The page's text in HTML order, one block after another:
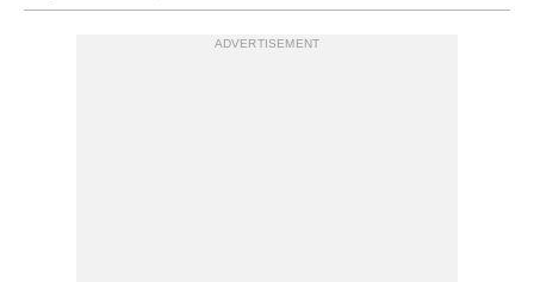
ADVERTISEMENT